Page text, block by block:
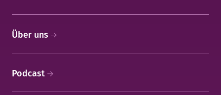
Über uns
Podcast